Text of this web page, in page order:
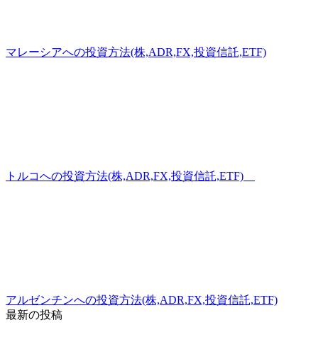
マレーシアへの投資方法(株,ADR,FX,投資信託,ETF)
トルコへの投資方法(株,ADR,FX,投資信託,ETF)
アルゼンチンへの投資方法(株,ADR,FX,投資信託,ETF)
最新の投稿